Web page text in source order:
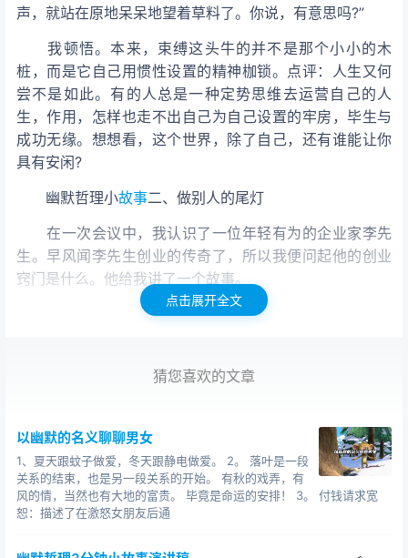
声，就站在原地呆呆地望着草料了。你说，有意思吗?”
我顿悟。本来，束缚这头牛的并不是那个小小的木
桩，而是它自己用惯性设置的精神枷锁。点评：人生又何
尝不是如此。有的人总是一种定势思维去运营自己的人
生，作用，怎样也走不出自己为自己设置的牢房，毕生与
成功无缘。想想看，这个世界，除了自己，还有谁能让你
具有安闲?
幽默哲理小故事二、做别人的尾灯
在一次会议中，我认识了一位年轻有为的企业家李先
生。早风闻李先生创业的传奇了，所以我便问起他的创业
窍门是什么。他给我讲了一个故事。
那是五年前，李先生还在一家台资企业干事。他们的
的学术作用。李先生就是冲着这一点，进了他的公司。由
理，专管家具的出售。他也一贯做得没什么过错。 有一
次，公司进了一套家具，标价是二十万元。可不知为什
么，放了四个月都没有一个人问过价。好不容易有一天，
一位顾客一进来就看中了这套家具，问了价格后，就一贯
想压低点，问李先生 ，十八万元卖不卖。李先生也很想把
点击展开全文
猜您喜欢的文章
以幽默的名义聊聊男女
1、夏天跟蚊子做爱，冬天跟静电做爱。 2。 落叶是一段
关系的结束，也是另一段关系的开始。 有秋的戏弄，有
风的情，当然也有大地的富贵。 毕竟是命运的安排！ 3。 付钱请求宽
恕：描述了在激怒女朋友后通